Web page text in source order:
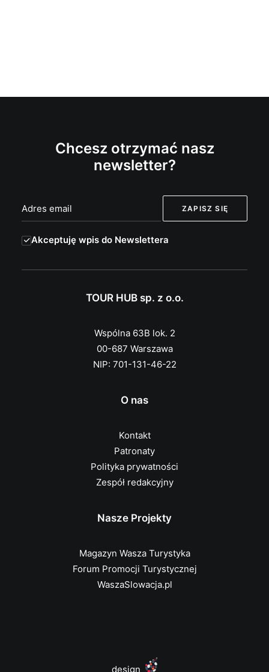
Chcesz otrzymać nasz
newsletter?
Akceptuję wpis do Newslettera
TOUR HUB sp. z o.o.
Wspólna 63B lok. 2
00-687 Warszawa
NIP: 701-131-46-22
O nas
Kontakt
Patronaty
Polityka prywatności
Zespół redakcyjny
Nasze Projekty
Magazyn Wasza Turystyka
Forum Promocji Turystycznej
WaszaSlowacja.pl
design